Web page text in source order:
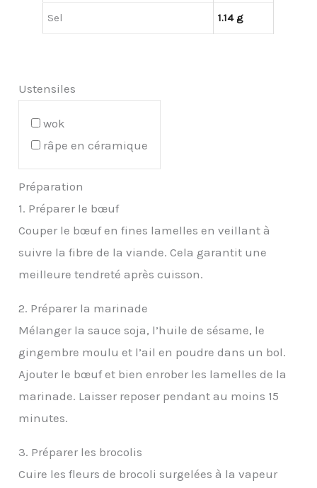
Sel 1.14 g
Ustensiles
wok
râpe en céramique
Préparation
1. Préparer le bœuf
Couper le bœuf en fines lamelles en veillant à
suivre la fibre de la viande. Cela garantit une
meilleure tendreté après cuisson.
2. Préparer la marinade
Mélanger la sauce soja, l’huile de sésame, le
gingembre moulu et l’ail en poudre dans un bol.
Ajouter le bœuf et bien enrober les lamelles de la
marinade. Laisser reposer pendant au moins 15
minutes.
3. Préparer les brocolis
Cuire les fleurs de brocoli surgelées à la vapeur